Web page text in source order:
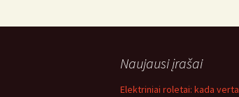
Naujausi įrašai
Elektriniai roletai: kada verta